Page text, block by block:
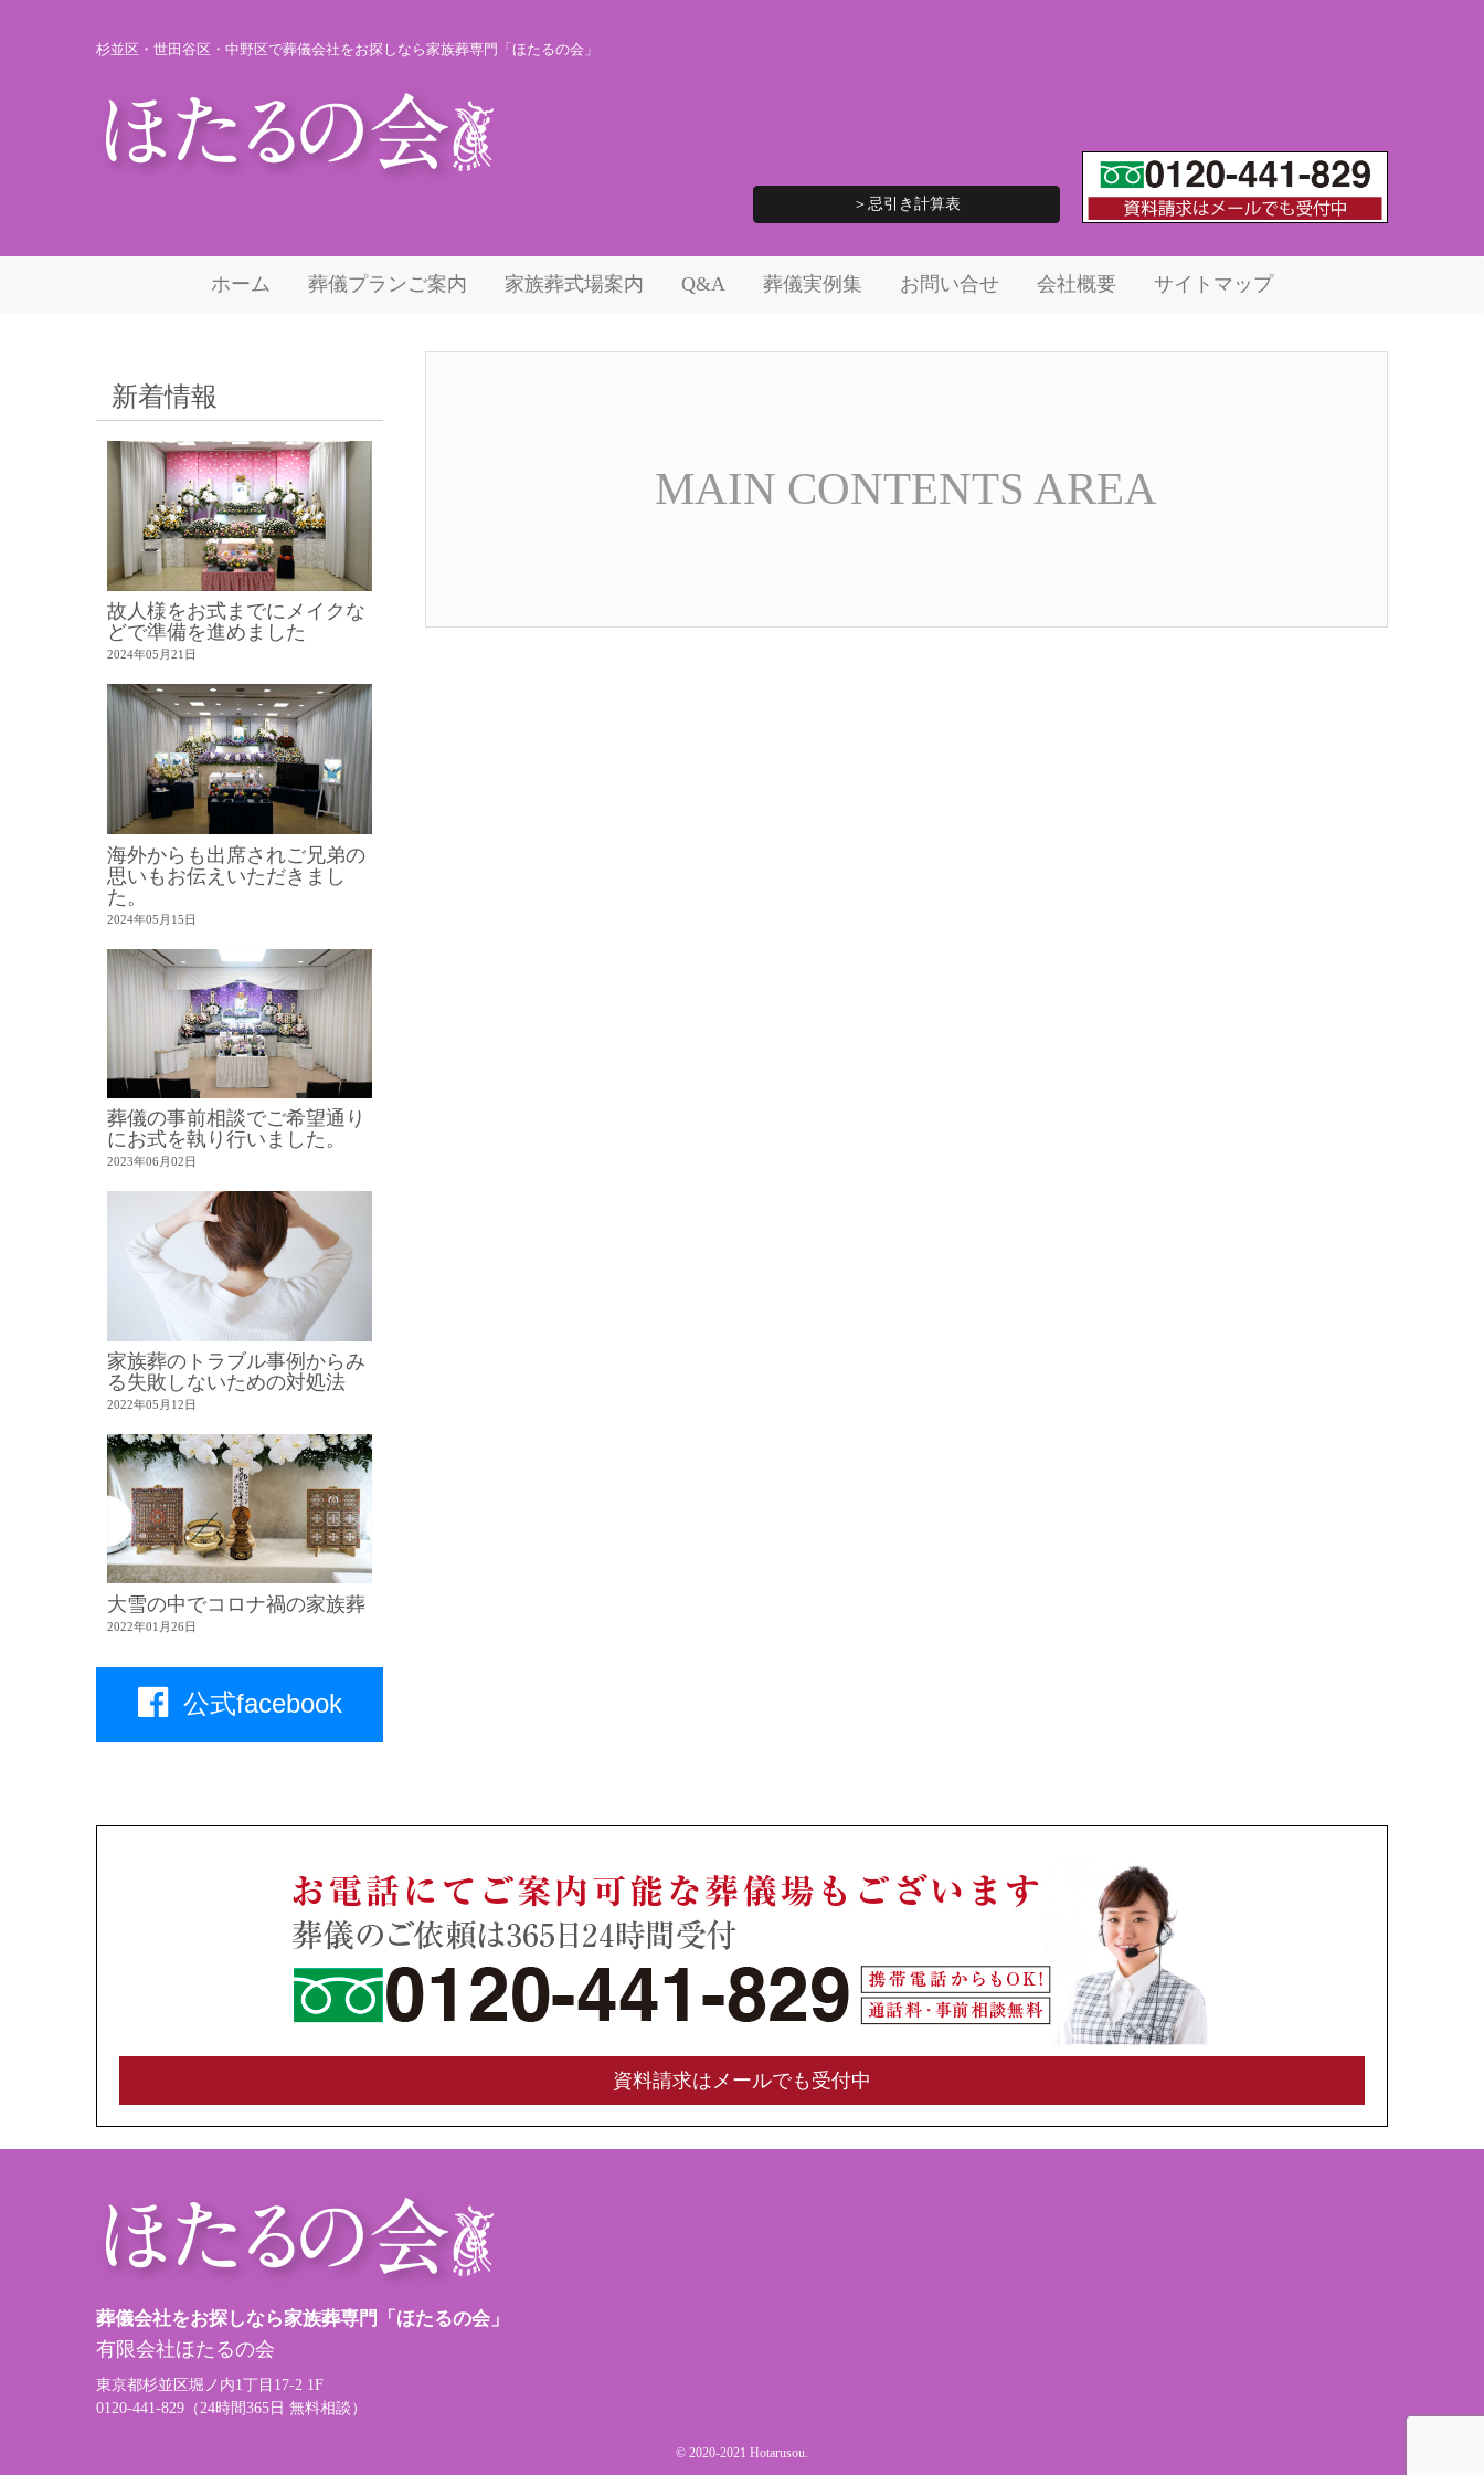
杉並区・世田谷区・中野区で葬儀会社をお探しなら家族葬専門「ほたるの会」
＞忌引き計算表
ホーム 葬儀プランご案内 家族葬式場案内 Q&A 葬儀実例集 お問い合せ 会社概要 サイトマップ
MAIN CONTENTS AREA
新着情報
故人様をお式までにメイクな
どで準備を進めました
2024年05月21日
海外からも出席されご兄弟の
思いもお伝えいただきまし
た。
2024年05月15日
葬儀の事前相談でご希望通り
にお式を執り行いました。
2023年06月02日
家族葬のトラブル事例からみ
る失敗しないための対処法
2022年05月12日
大雪の中でコロナ禍の家族葬
2022年01月26日
公式facebook
資料請求はメールでも受付中
葬儀会社をお探しなら家族葬専門「ほたるの会」
有限会社ほたるの会
東京都杉並区堀ノ内1丁目17-2 1F
0120-441-829（24時間365日 無料相談）
© 2020-2021 Hotarusou.